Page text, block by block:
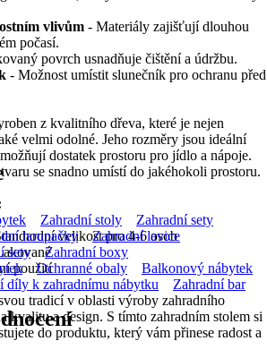
vlivům - Materiály zajišťují dlouhou
počasí.
povrch usnadňuje čištění a údržbu.
- Možnost umístit slunečník pro ochranu před
z kvalitního dřeva, které je nejen
velmi odolné. Jeho rozměry jsou ideální
dostatek prostoru pro jídlo a nápoje.
se snadno umístí do jakéhokoli prostoru.
velikost pro 4-6 osob
použití
tradicí v oblasti výroby zahradního
kvalitu a design. S tímto zahradním stolem si
do produktu, který vám přinese radost a
Zahradní stoly
Zahradní sety
houpačky
Zahradní lavice
sety
Zahradní boxy
Ochranné obaly
Balkonový nábytek
díly k zahradnímu nábytku Zahradní bar